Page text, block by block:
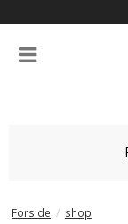
Forside / shop